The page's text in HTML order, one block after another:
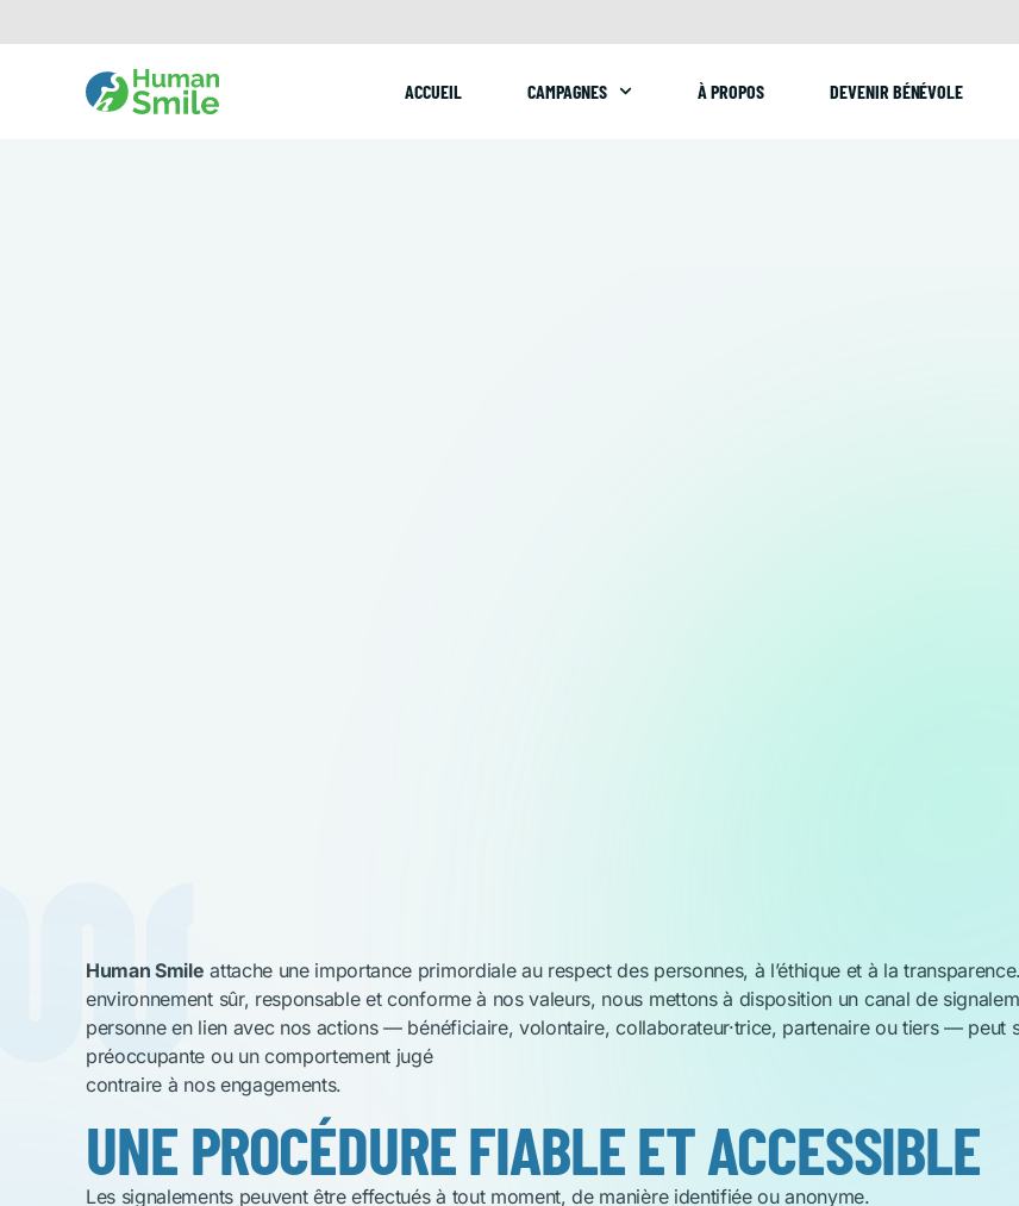
ACCUEIL CAMPAGNES À PROPOS DEVENIR BÉNÉVOLE
Human Smile attache une importance primordiale au respect des personnes, à l’éthique et à la
environnement sûr, responsable et conforme à nos valeurs, nous mettons à disposition un canal de
personne en lien avec nos actions — bénéficiaire, volontaire, collaborateur·trice, partenaire ou tiers — peut
préoccupante ou un comportement jugé
contraire à nos engagements.
UNE PROCÉDURE FIABLE ET ACCESSIBLE​
Les signalements peuvent être effectués à tout moment, de manière identifiée ou anonyme.